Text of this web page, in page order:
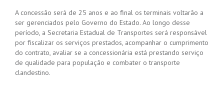
A concessão será de 25 anos e ao final os terminais voltarão a
ser gerenciados pelo Governo do Estado. Ao longo desse
período, a Secretaria Estadual de Transportes será responsável
por fiscalizar os serviços prestados, acompanhar o cumprimento
do contrato, avaliar se a concessionária está prestando serviço
de qualidade para população e combater o transporte
clandestino.